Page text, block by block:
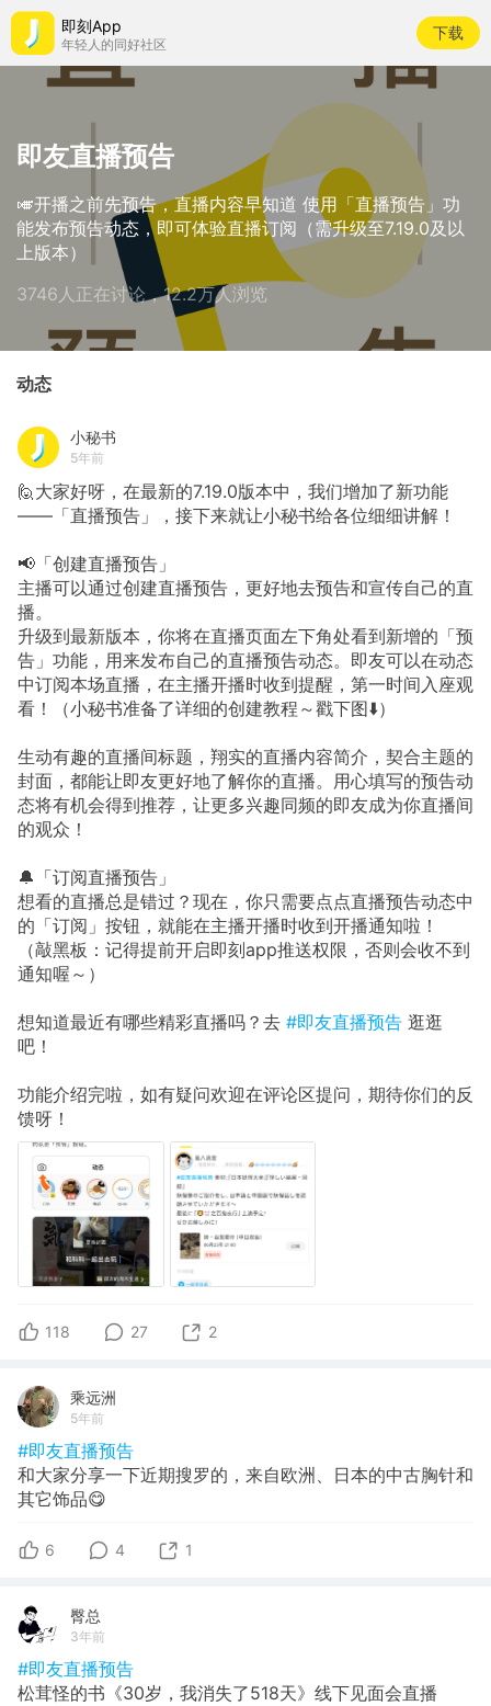
即刻App
年轻人的同好社区
下载
即友直播预告
🎺开播之前先预告，直播内容早知道 使用「直播预告」功
能发布预告动态，即可体验直播订阅（需升级至7.19.0及以
上版本）
3746人正在讨论，12.2万人浏览
动态
小秘书
5年前
🙋大家好呀，在最新的7.19.0版本中，我们增加了新功能
——「直播预告」，接下来就让小秘书给各位细细讲解！
📢「创建直播预告」
主播可以通过创建直播预告，更好地去预告和宣传自己的直
播。
升级到最新版本，你将在直播页面左下角处看到新增的「预
告」功能，用来发布自己的直播预告动态。即友可以在动态
中订阅本场直播，在主播开播时收到提醒，第一时间入座观
看！（小秘书准备了详细的创建教程～戳下图⬇️）
生动有趣的直播间标题，翔实的直播内容简介，契合主题的
封面，都能让即友更好地了解你的直播。用心填写的预告动
态将有机会得到推荐，让更多兴趣同频的即友成为你直播间
的观众！
🔔「订阅直播预告」
想看的直播总是错过？现在，你只需要点点直播预告动态中
的「订阅」按钮，就能在主播开播时收到开播通知啦！
（敲黑板：记得提前开启即刻app推送权限，否则会收不到
通知喔～）
想知道最近有哪些精彩直播吗？去 #即友直播预告 逛逛
吧！
功能介绍完啦，如有疑问欢迎在评论区提问，期待你们的反
馈呀！
118 27 2
乘远洲
5年前
#即友直播预告
和大家分享一下近期搜罗的，来自欧洲、日本的中古胸针和
其它饰品😋
6 4 1
臀总
3年前
#即友直播预告
松茸怪的书《30岁，我消失了518天》线下见面会直播